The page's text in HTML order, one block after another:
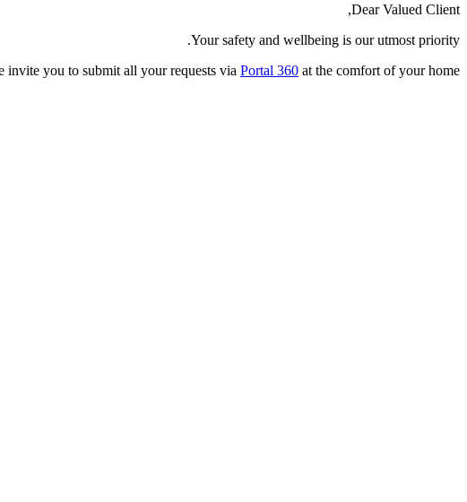
Dear Valued Client,
Your safety and wellbeing is our utmost priority.
invite you to submit all your requests via Portal 360 at the comfort of your home.